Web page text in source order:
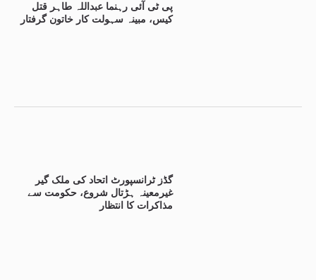
پی ٹی آئی رہنما عبداللہ طاہر قتل
کیس، مبینہ سہولت کار خاتون گرفتار
گڈز ٹرانسپورٹ اتحاد کی ملک گیر
غیرمعینہ ہڑتال شروع، حکومت سے
مذاکرات کا انتظار